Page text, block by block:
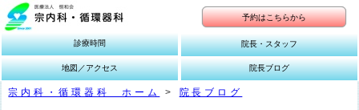
予約はこちらから
院長ブログ
地図／アクセス
院長・スタッフ
診療時間
宗内科・循環器科 ホーム > 院長ブログ